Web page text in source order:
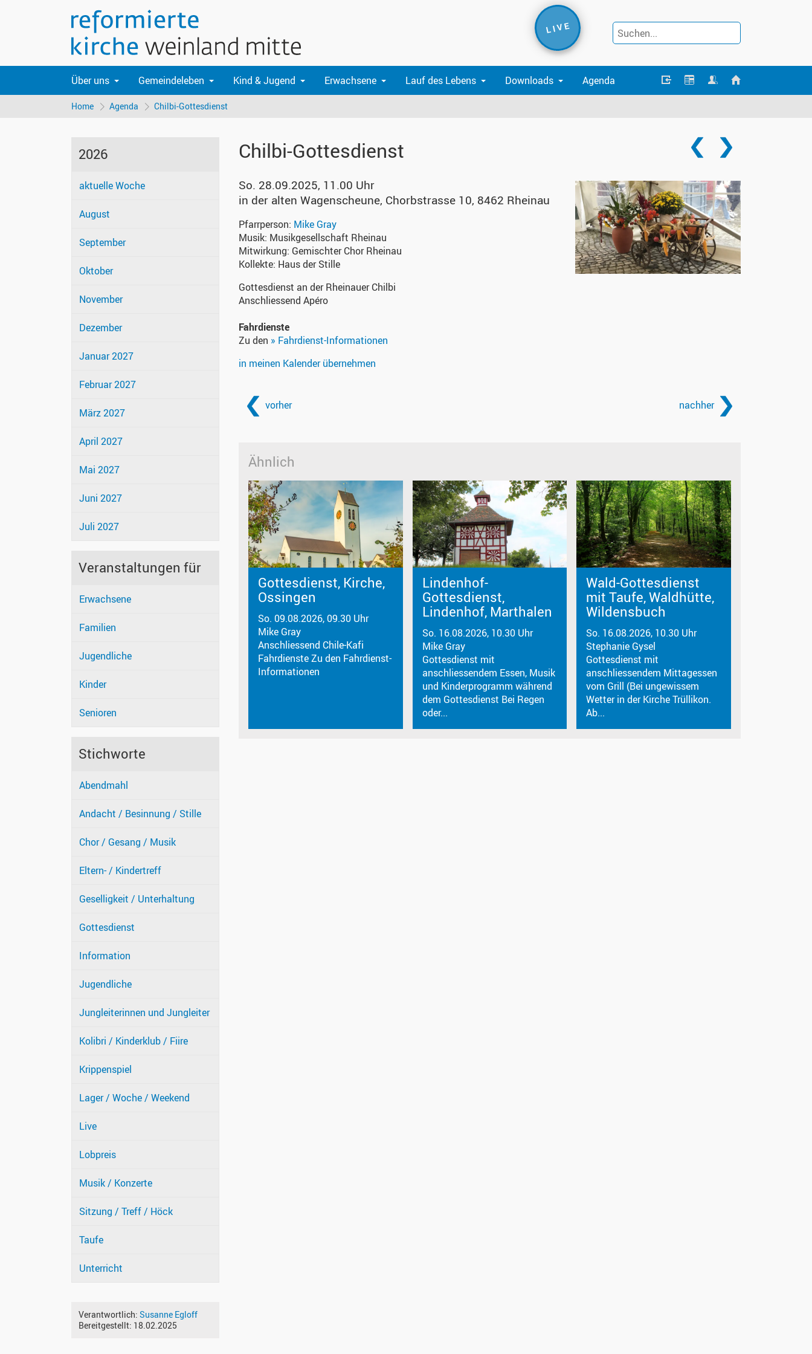
L I V E
Über uns Gemeindeleben Kind & Jugend Erwachsene Lauf des Lebens Downloads Agenda
Home Agenda Chilbi-Gottesdienst
2026
aktuelle Woche
August
September
Oktober
November
Dezember
Januar 2027
Februar 2027
März 2027
April 2027
Mai 2027
Juni 2027
Juli 2027
Veranstaltungen für
Erwachsene
Familien
Jugendliche
Kinder
Senioren
Stichworte
Abendmahl
Andacht / Besinnung / Stille
Chor / Gesang / Musik
Eltern- / Kindertreff
Geselligkeit / Unterhaltung
Gottesdienst
Information
Jugendliche
Jungleiterinnen und Jungleiter
Kolibri / Kinderklub / Fiire
Krippenspiel
Lager / Woche / Weekend
Live
Lobpreis
Musik / Konzerte
Sitzung / Treff / Höck
Taufe
Unterricht
Verantwortlich: Susanne Egloff
Bereitgestellt: 18.02.2025
Chilbi-Gottesdienst
So. 28.09.2025, 11.00 Uhr
in der alten Wagenscheune, Chorbstrasse 10, 8462 Rheinau
Pfarrperson: Mike Gray
Musik: Musikgesellschaft Rheinau
Mitwirkung: Gemischter Chor Rheinau
Kollekte: Haus der Stille
Gottesdienst an der Rheinauer Chilbi
Anschliessend Apéro
Fahrdienste
Zu den » Fahrdienst-Informationen
in meinen Kalender übernehmen
vorher nachher
Ähnlich
Gottesdienst, Kirche,
Ossingen
So. 09.08.2026, 09.30 Uhr
Mike Gray
Anschliessend Chile-Kafi
Fahrdienste Zu den Fahrdienst-
Informationen
Lindenhof-
Gottesdienst,
Lindenhof, Marthalen
So. 16.08.2026, 10.30 Uhr
Mike Gray
Gottesdienst mit
anschliessendem Essen, Musik
und Kinderprogramm während
dem Gottesdienst Bei Regen
oder...
Wald-Gottesdienst
mit Taufe, Waldhütte,
Wildensbuch
So. 16.08.2026, 10.30 Uhr
Stephanie Gysel
Gottesdienst mit
anschliessendem Mittagessen
vom Grill (Bei ungewissem
Wetter in der Kirche Trüllikon.
Ab...